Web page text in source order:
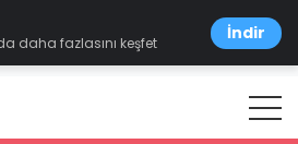
daha fazlasını keşfet
İndir